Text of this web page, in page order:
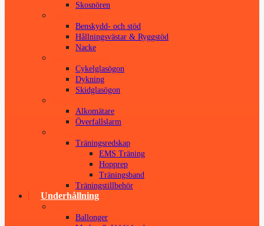
Skosnören
Benskydd- och stöd
Hållningsvästar & Ryggstöd
Nacke
Cykelglasögon
Dykning
Skidglasögon
Alkomätare
Överfallslarm
Träningsredskap
EMS Träning
Hopprep
Träningsband
Träningstillbehör
Underhållning
Ballonger